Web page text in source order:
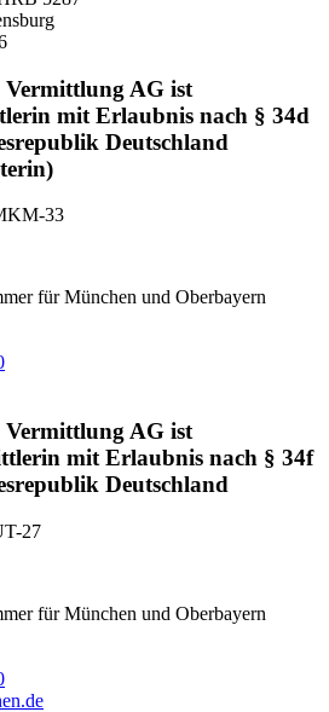
AG ist
mit Erlaubnis nach § 34d
Deutschland
33
für München und Oberbayern
AG ist
mit Erlaubnis nach § 34f
Deutschland
27
für München und Oberbayern